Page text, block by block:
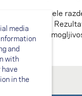
da večje dele
brez gub.
manjše,
media
and
with
in the